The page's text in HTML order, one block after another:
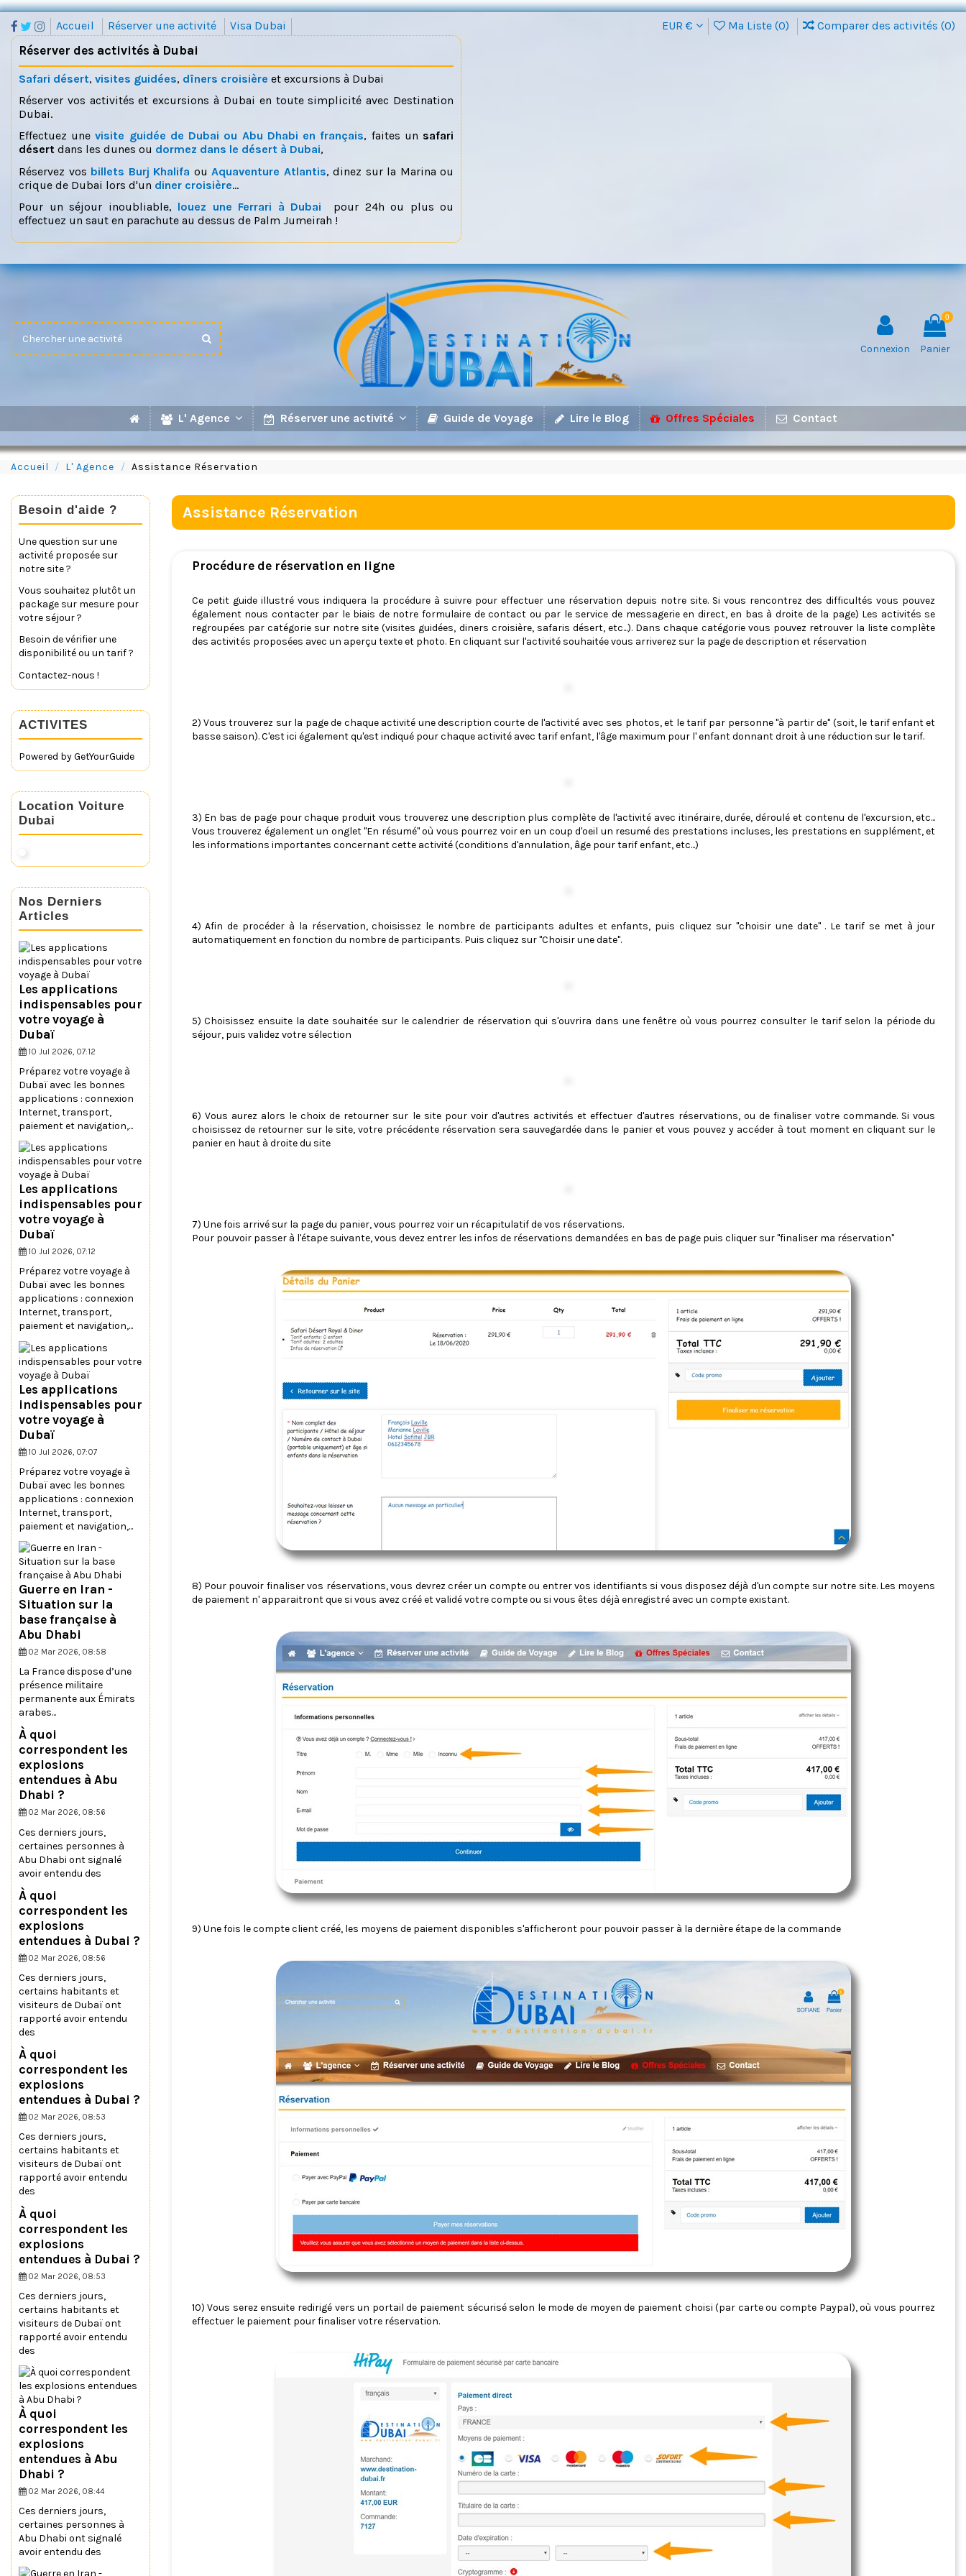
Accueil Réserver une activité Visa Dubai
Réserver des activités à Dubai
Safari désert, visites guidées, dîners croisière et excursions à Dubai
Réserver vos activités et excursions à Dubai en toute simplicité avec Destination
Dubai.
Effectuez unevisite guidée de Dubai ou Abu Dhabi en français, faites un safari
désert dans les dunes ou dormez dans le désert à Dubai,
Réservez vos billets Burj Khalifa ou Aquaventure Atlantis, dinez sur la Marina ou
crique de Dubai lors d'un diner croisière...
Pour un séjour inoubliable, louez une Ferrari à Dubai
pour 24h ou plus ou
effectuez un saut en parachute au dessus de Palm Jumeirah !
EUR € Ma Liste (0) Comparer des activités (0)
Connexion
0
Panier
L' Agence Réserver une activité Guide de Voyage Lire le Blog Offres Spéciales Contact
Accueil L' Agence Assistance Réservation
Assistance Réservation
Procédure de réservation en ligne
Ce petit guide illustré vous indiquera la procédure à suivre pour effectuer une réservation depuis notre site. Si vous rencontrez des difficultés vous pouvez
également nous contacter par le biais de notre formulaire de contact ou par le service de messagerie en direct, en bas à droite de la page) Les activités se
regroupées par catégorie sur notre site (visites guidées, diners croisière, safaris désert, etc...). Dans chaque catégorie vous pouvez retrouver la liste complète
des activités proposées avec un aperçu texte et photo. En cliquant sur l'activité souhaitée vous arriverez sur la page de description et réservation
2) Vous trouverez sur la page de chaque activité une description courte de l'activité avec ses photos, et le tarif par personne "à partir de" (soit, le tarif enfant et
basse saison). C'est ici également qu'est indiqué pour chaque activité avec tarif enfant, l'âge maximum pour l' enfant donnant droit à une réduction sur le tarif.
3) En bas de page pour chaque produit vous trouverez une description plus complète de l'activité avec itinéraire, durée, déroulé et contenu de l'excursion, etc...
Vous trouverez également un onglet "En résumé" où vous pourrez voir en un coup d'oeil un resumé des prestations incluses, les prestations en supplément, et
les informations importantes concernant cette activité (conditions d'annulation, âge pour tarif enfant, etc...)
4) Afin de procéder à la réservation, choisissez le nombre de participants adultes et enfants, puis cliquez sur "choisir une date" . Le tarif se met à jour
automatiquement en fonction du nombre de participants. Puis cliquez sur "Choisir une date".
5) Choisissez ensuite la date souhaitée sur le calendrier de réservation qui s'ouvrira dans une fenêtre où vous pourrez consulter le tarif selon la période du
séjour, puis validez votre sélection
6) Vous aurez alors le choix de retourner sur le site pour voir d'autres activités et effectuer d'autres réservations, ou de finaliser votre commande. Si vous
choisissez de retourner sur le site, votre précédente réservation sera sauvegardée dans le panier et vous pouvez y accéder à tout moment en cliquant sur le
panier en haut à droite du site
7) Une fois arrivé sur la page du panier, vous pourrez voir un récapitulatif de vos réservations.
Pour pouvoir passer à l'étape suivante, vous devez entrer les infos de réservations demandées en bas de page puis cliquer sur "finaliser ma réservation"
8) Pour pouvoir finaliser vos réservations, vous devrez créer un compte ou entrer vos identifiants si vous disposez déjà d'un compte sur notre site. Les moyens
de paiement n' apparaitront que si vous avez créé et validé votre compte ou si vous êtes déjà enregistré avec un compte existant.
9) Une fois le compte client créé, les moyens de paiement disponibles s'afficheront pour pouvoir passer à la dernière étape de la commande
10) Vous serez ensuite redirigé vers un portail de paiement sécurisé selon le mode de moyen de paiement choisi (par carte ou compte Paypal), où vous pourrez
effectuer le paiement pour finaliser votre réservation.
Besoin d'aide ?
Une question sur une
activité proposée sur
notre site ?
Vous souhaitez plutôt un
package sur mesure pour
votre séjour ?
Besoin de vérifier une
disponibilité ou un tarif ?
Contactez-nous !
ACTIVITES
Powered byGetYourGuide
Location Voiture
Dubai
Nos Derniers
Articles
Les applications
indispensables pour
votre voyage à
Dubaï
10 Jul 2026, 07:12
Préparez votre voyage à
Dubaï avec les bonnes
applications : connexion
Internet, transport,
paiement et navigation,...
Les applications
indispensables pour
votre voyage à
Dubaï
10 Jul 2026, 07:12
Préparez votre voyage à
Dubaï avec les bonnes
applications : connexion
Internet, transport,
paiement et navigation,...
Les applications
indispensables pour
votre voyage à
Dubaï
10 Jul 2026, 07:07
Préparez votre voyage à
Dubaï avec les bonnes
applications : connexion
Internet, transport,
paiement et navigation,...
Guerre en Iran -
Situation sur la
base française à
Abu Dhabi
02 Mar 2026, 08:58
La France dispose d’une
présence militaire
permanente aux Émirats
arabes...
À quoi
correspondent les
explosions
entendues à Abu
Dhabi ?
02 Mar 2026, 08:56
Ces derniers jours,
certaines personnes à
Abu Dhabi ont signalé
avoir entendu des
À quoi
correspondent les
explosions
entendues à Dubai ?
02 Mar 2026, 08:56
Ces derniers jours,
certains habitants et
visiteurs de Dubaï ont
rapporté avoir entendu
des
À quoi
correspondent les
explosions
entendues à Dubai ?
02 Mar 2026, 08:53
Ces derniers jours,
certains habitants et
visiteurs de Dubaï ont
rapporté avoir entendu
des
À quoi
correspondent les
explosions
entendues à Dubai ?
02 Mar 2026, 08:53
Ces derniers jours,
certains habitants et
visiteurs de Dubaï ont
rapporté avoir entendu
des
À quoi
correspondent les
explosions
entendues à Abu
Dhabi ?
02 Mar 2026, 08:44
Ces derniers jours,
certaines personnes à
Abu Dhabi ont signalé
avoir entendu des